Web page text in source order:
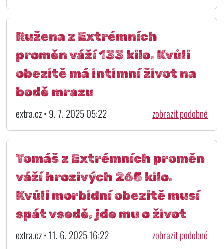
Ružena z Extrémních
proměn váží 133 kilo. Kvůli
obezitě má intimní život na
bodě mrazu
extra.cz • 9. 7. 2025 05:22 zobrazit podobné
Tomáš z Extrémních proměn
váží hrozivých 265 kilo.
Kvůli morbidní obezitě musí
spát vsedě, jde mu o život
extra.cz • 11. 6. 2025 16:22 zobrazit podobné